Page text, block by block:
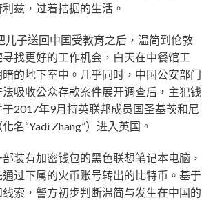
兹，过着拮据的生活。
儿子送回中国受教育之后，温简到伦敦
找更好的工作机会，白天在中餐馆工
的地下室中。几乎同时，中国公安部门
吸收公众存款案件展开调查后，主犯钱
2017年9月持英联邦成员国圣基茨和尼
名“Yadi Zhang”）进入英国。
装有加密钱包的黑色联想笔记本电脑，
过下属的火币账号转出的比特币。基于
索，警方初步判断温简与发生在中国的